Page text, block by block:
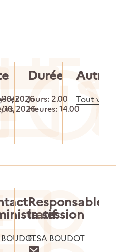
10/2026
10/2026
Durée
Jours: 2.00
Heures: 14.00
Tout voir
BOUDOT
Responsable
la session
ELSA BOUDOT